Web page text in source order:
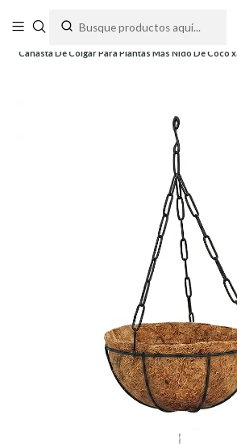
Canasta De Colgar Para Plantas Más Nido De Coco